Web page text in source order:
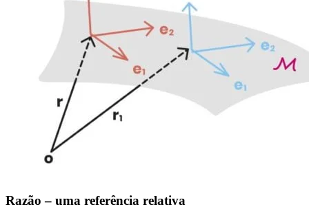
Razão – uma referência relativa